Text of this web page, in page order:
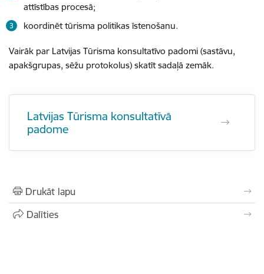
attīstības procesā;
koordinēt tūrisma politikas īstenošanu.
Vairāk par Latvijas Tūrisma konsultatīvo padomi (sastāvu,
apakšgrupas, sēžu protokolus) skatīt sadaļā zemāk.
Latvijas Tūrisma konsultatīvā
padome
Drukāt lapu
Dalīties